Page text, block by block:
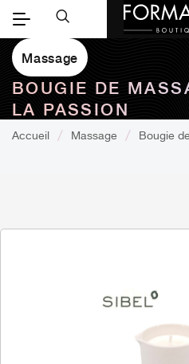
Massage
BOUGIE DE
LA PASSION
Accueil Massage Bougie